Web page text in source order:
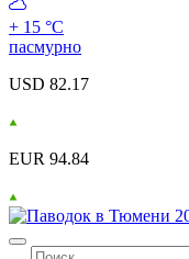
+ 15 °С
пасмурно
USD 82.17
EUR 94.84